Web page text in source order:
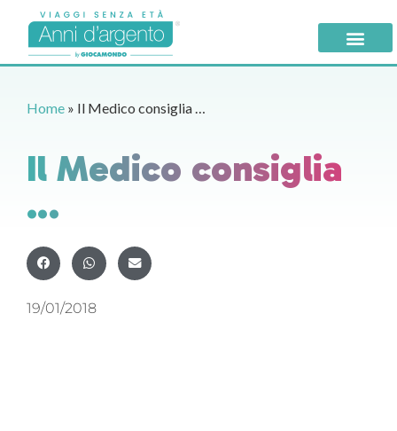
Home » Il Medico consiglia …
Il Medico consiglia
…
19/01/2018